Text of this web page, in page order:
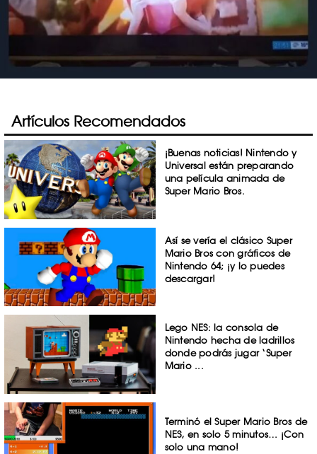
Artículos Recomendados
¡Buenas noticias! Nintendo y
Universal están preparando
una película animada de
Super Mario Bros.
Así se vería el clásico Super
Mario Bros con gráficos de
Nintendo 64; ¡y lo puedes
descargar!
Lego NES: la consola de
Nintendo hecha de ladrillos
donde podrás jugar ‘Super
Mario ...
Terminó el Super Mario Bros de
NES, en solo 5 minutos… ¡Con
solo una mano!